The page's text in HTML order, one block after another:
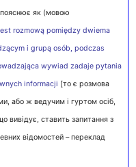
як (мовою
rozmową pomiędzy dwiema
i grupą osób, podczas
wywiad zadaje pytania
informacji [то є розмова
або ж ведучим і гуртом осіб,
вивідує, ставить запитання з
відомостей – переклад